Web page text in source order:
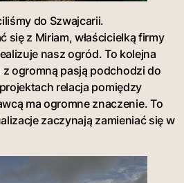
do Szwajcarii.
się z Miriam, właścicielką firmy
nasz ogród. To kolejna
z ogromną pasją podchodzi do
relacja pomiędzy
ma ogromne znaczenie. To
zaczynają zamieniać się w